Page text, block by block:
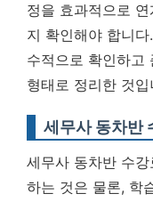
정을 효과적으로
지 확인해야 합니
수적으로 확인하고
형태로 정리한 것입
세무사 동차반
세무사 동차반 수
하는 것은 물론, 학